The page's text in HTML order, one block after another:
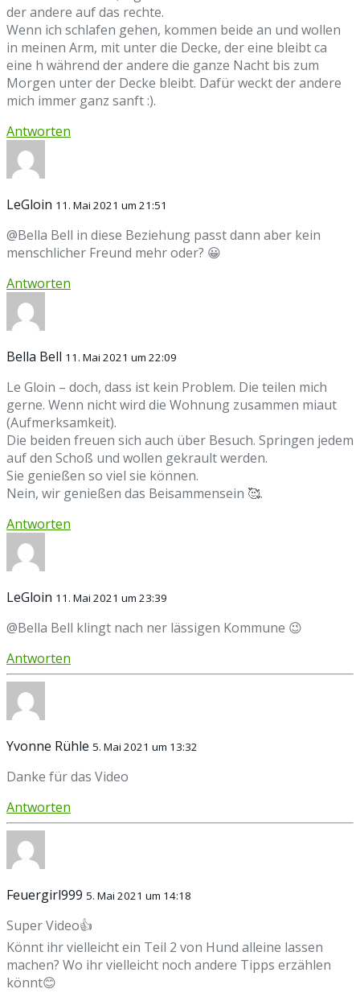
der andere auf das rechte.
Wenn ich schlafen gehen, kommen beide an und wollen
in meinen Arm, mit unter die Decke, der eine bleibt ca
eine h während der andere die ganze Nacht bis zum
Morgen unter der Decke bleibt. Dafür weckt der andere
mich immer ganz sanft :).
Antworten
LeGloin 11. Mai 2021 um 21:51
@Bella Bell in diese Beziehung passt dann aber kein
menschlicher Freund mehr oder? 😀
Antworten
Bella Bell 11. Mai 2021 um 22:09
Le Gloin – doch, dass ist kein Problem. Die teilen mich
gerne. Wenn nicht wird die Wohnung zusammen miaut
(Aufmerksamkeit).
Die beiden freuen sich auch über Besuch. Springen jedem
auf den Schoß und wollen gekrault werden.
Sie genießen so viel sie können.
Nein, wir genießen das Beisammensein 🥰.
Antworten
LeGloin 11. Mai 2021 um 23:39
@Bella Bell klingt nach ner lässigen Kommune 😉
Antworten
Yvonne Rühle 5. Mai 2021 um 13:32
Danke für das Video
Antworten
Feuergirl999 5. Mai 2021 um 14:18
Super Video👍
Könnt ihr vielleicht ein Teil 2 von Hund alleine lassen
machen? Wo ihr vielleicht noch andere Tipps erzählen
könnt😊